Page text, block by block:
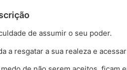
de assumir o seu poder.
a resgatar a sua realeza e